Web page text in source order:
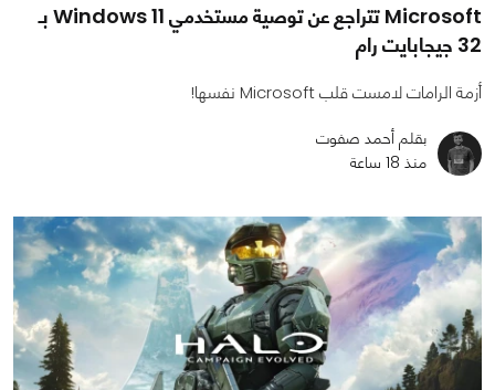
Microsoft تتراجع عن توصية مستخدمي Windows 11 بـ
32 جيجابايت رام
أزمة الرامات لامست قلب Microsoft نفسها!
بقلم أحمد صفوت
منذ 18 ساعة